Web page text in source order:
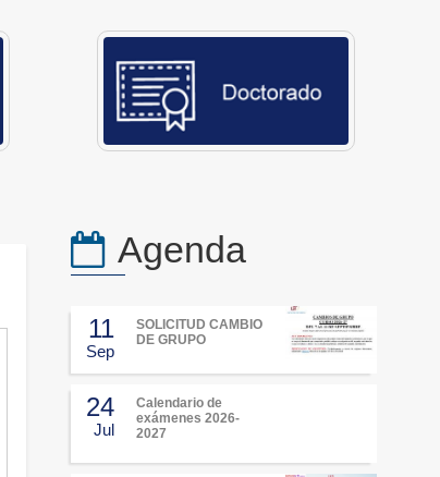
Agenda
11
Sep
SOLICITUD CAMBIO
DE GRUPO
24
Jul
Calendario de
exámenes 2026-
2027